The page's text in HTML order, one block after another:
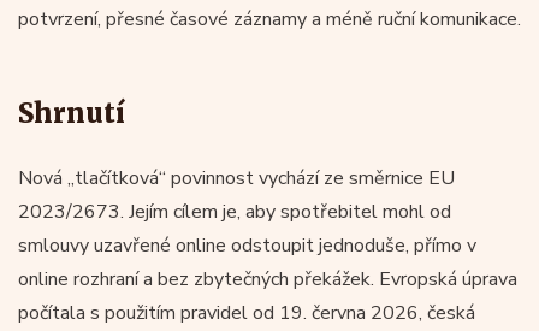
potvrzení, přesné časové záznamy a méně ruční komunikace.
Shrnutí
Nová „tlačítková“ povinnost vychází ze směrnice EU
2023/2673. Jejím cílem je, aby spotřebitel mohl od
smlouvy uzavřené online odstoupit jednoduše, přímo v
online rozhraní a bez zbytečných překážek. Evropská úprava
počítala s použitím pravidel od 19. června 2026, česká